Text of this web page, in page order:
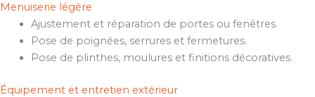
Menuiserie légère
Ajustement et réparation de portes ou fenêtres.
Pose de poignées, serrures et fermetures.
Pose de plinthes, moulures et finitions décoratives.
Équipement et entretien extérieur